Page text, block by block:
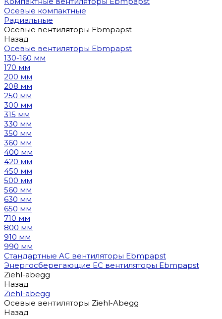
Осевые компактные
Радиальные
Осевые вентиляторы Ebmpapst
Назад
Осевые вентиляторы Ebmpapst
130-160 мм
170 мм
200 мм
208 мм
250 мм
300 мм
315 мм
330 мм
350 мм
360 мм
400 мм
420 мм
450 мм
500 мм
560 мм
630 мм
650 мм
710 мм
800 мм
910 мм
990 мм
Стандартные AC вентиляторы Ebmpapst
Энергосберегающие EC вентиляторы Ebmpapst
Ziehl-abegg
Назад
Ziehl-abegg
Осевые вентиляторы Ziehl-Abegg
Назад